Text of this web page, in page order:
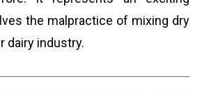
the malpractice of mixing dry
dairy industry.